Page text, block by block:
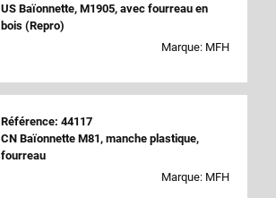
US Baïonnette, M1905, avec fourreau en
bois (Repro)
Marque: MFH
Référence: 44117
CN Baïonnette M81, manche plastique,
fourreau
Marque: MFH